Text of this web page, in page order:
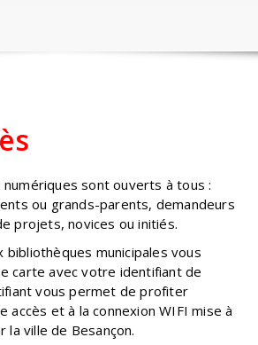
numériques sont ouverts à tous :
ou grands-parents, demandeurs
projets, novices ou initiés.
bibliothèques municipales vous
carte avec votre identifiant de
vous permet de profiter
accès et à la connexion WIFI mise à
ville de Besançon.